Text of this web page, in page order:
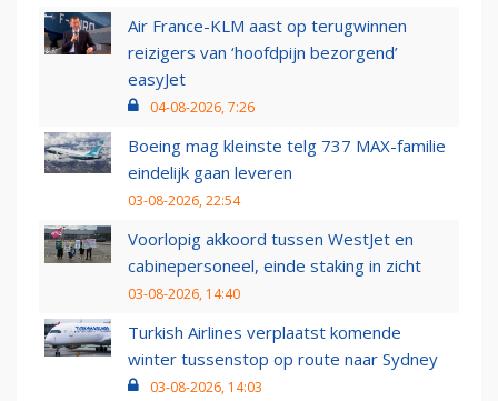
Air France-KLM aast op terugwinnen
reizigers van ‘hoofdpijn bezorgend’
easyJet
04-08-2026, 7:26
Boeing mag kleinste telg 737 MAX-familie
eindelijk gaan leveren
03-08-2026, 22:54
Voorlopig akkoord tussen WestJet en
cabinepersoneel, einde staking in zicht
03-08-2026, 14:40
Turkish Airlines verplaatst komende
winter tussenstop op route naar Sydney
03-08-2026, 14:03